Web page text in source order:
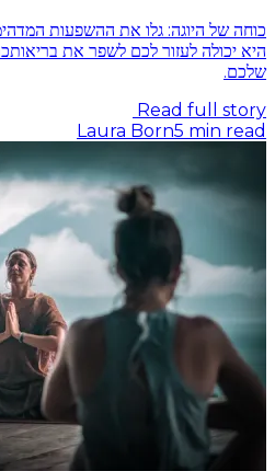
כוחה של היוגה: גלו את ההשפעות
היא יכולה לעזור לכם לשפר את
שלכם.
Read full story
Laura Born5 min read